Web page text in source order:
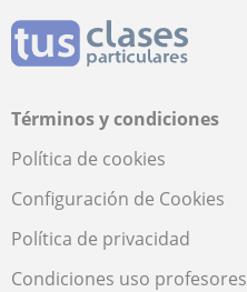
Términos y condiciones
Política de cookies
Configuración de Cookies
Política de privacidad
Condiciones uso profesores